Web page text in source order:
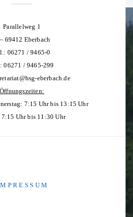
Parallelweg 1
69412 Eberbach
06271 / 9465-0
06271 / 9465-299
eberbach.de
Öffnungszeiten:
7:15 Uhr bis 13:15 Uhr
Uhr bis 11:30 Uhr
P R E S S U M